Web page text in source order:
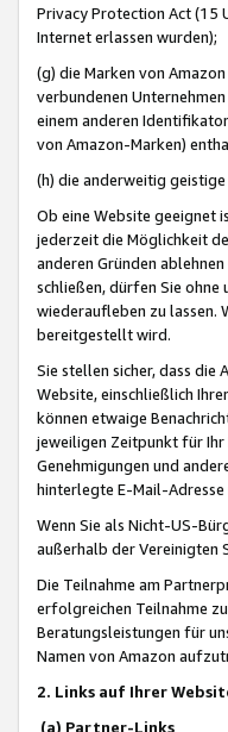
Privacy Protection Act (15
Internet erlassen wurden);
(g) die Marken von
verbundenen
einem anderen
von Amazon-Marken)
(h) die anderweitig
Ob eine Website geeignet
jederzeit die Möglichkeit
anderen Gründen
schließen, dürfen Sie ohne
wiederaufleben zu lassen.
bereitgestellt wird.
Sie stellen sicher, dass
Website, einschließlich
können etwaige
jeweiligen Zeitpunkt für Ihr
Genehmigungen und
hinterlegte E-Mail-
Wenn Sie als Nicht-US-
außerhalb der Vereinigten
Die Teilnahme am
erfolgreichen Teilnahme
Beratungsleistungen für
Namen von Amazon
2. Links auf Ihrer
(a) Partner-Links